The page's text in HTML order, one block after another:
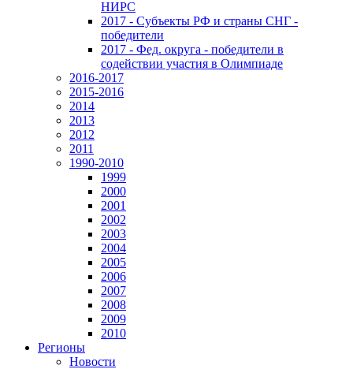
НИРС
2017 - Субъекты РФ и страны СНГ -
победители
2017 - Фед. округа - победители в
содействии участия в Олимпиаде
2016-2017
2015-2016
2014
2013
2012
2011
1990-2010
1999
2000
2001
2002
2003
2004
2005
2006
2007
2008
2009
2010
Регионы
Новости